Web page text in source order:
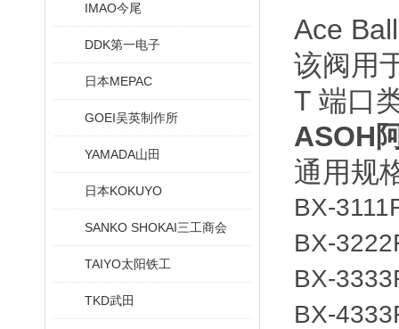
IMAO今尾
DDK第一电子
日本MEPAC
GOEI吴英制作所
YAMADA山田
日本KOKUYO
SANKO SHOKAI三工商会
TAIYO太阳铁工
TKD武田
Ace
该阀用
T 端口
ASOH
通用规
BX-
BX-
BX-
BX-